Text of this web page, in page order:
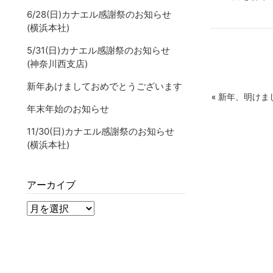
6/28(日)カナエル感謝祭のお知らせ
(横浜本社)
5/31(日)カナエル感謝祭のお知らせ
(神奈川西支店)
新年あけましておめでとうございます
年末年始のお知らせ
11/30(日)カナエル感謝祭のお知らせ
(横浜本社)
アーカイブ
« 新年、明けま